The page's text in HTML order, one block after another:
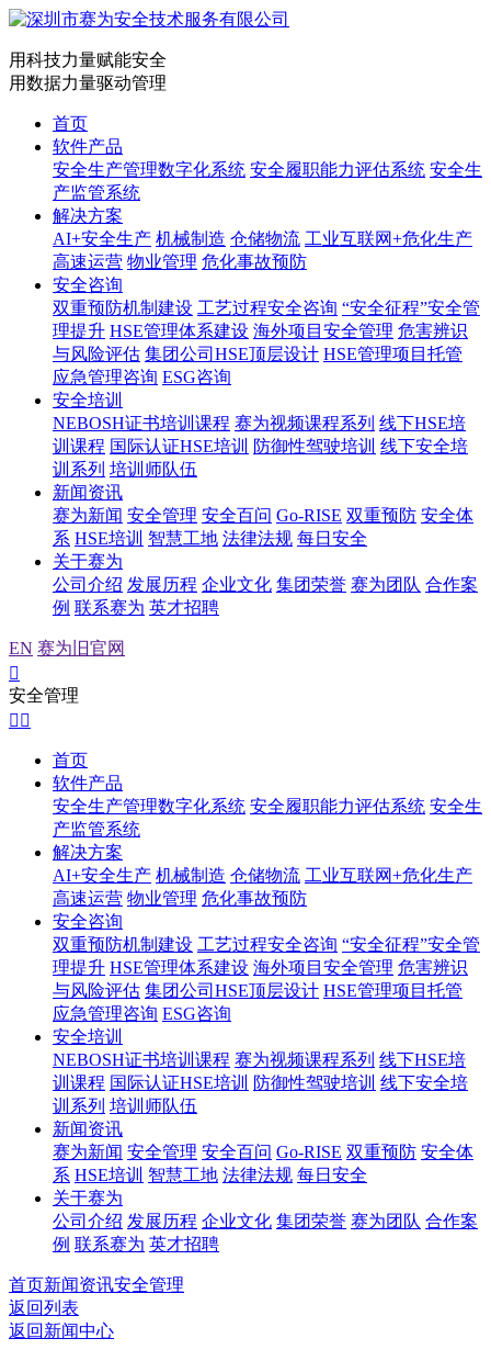
用科技力量赋能安全
用数据力量驱动管理
首页
软件产品
安全生产管理数字化系统 安全履职能力评估系统 安全生
产监管系统
解决方案
AI+安全生产 机械制造 仓储物流 工业互联网+危化生产
高速运营 物业管理 危化事故预防
安全咨询
双重预防机制建设 工艺过程安全咨询 “安全征程”安全管
理提升 HSE管理体系建设 海外项目安全管理 危害辨识
与风险评估 集团公司HSE顶层设计 HSE管理项目托管
应急管理咨询 ESG咨询
安全培训
NEBOSH证书培训课程 赛为视频课程系列 线下HSE培
训课程 国际认证HSE培训 防御性驾驶培训 线下安全培
训系列 培训师队伍
新闻资讯
赛为新闻 安全管理 安全百问 Go-RISE 双重预防 安全体
系 HSE培训 智慧工地 法律法规 每日安全
关于赛为
公司介绍 发展历程 企业文化 集团荣誉 赛为团队 合作案
例 联系赛为 英才招聘
EN 赛为旧官网

安全管理
 
首页
软件产品
安全生产管理数字化系统 安全履职能力评估系统 安全生
产监管系统
解决方案
AI+安全生产 机械制造 仓储物流 工业互联网+危化生产
高速运营 物业管理 危化事故预防
安全咨询
双重预防机制建设 工艺过程安全咨询 “安全征程”安全管
理提升 HSE管理体系建设 海外项目安全管理 危害辨识
与风险评估 集团公司HSE顶层设计 HSE管理项目托管
应急管理咨询 ESG咨询
安全培训
NEBOSH证书培训课程 赛为视频课程系列 线下HSE培
训课程 国际认证HSE培训 防御性驾驶培训 线下安全培
训系列 培训师队伍
新闻资讯
赛为新闻 安全管理 安全百问 Go-RISE 双重预防 安全体
系 HSE培训 智慧工地 法律法规 每日安全
关于赛为
公司介绍 发展历程 企业文化 集团荣誉 赛为团队 合作案
例 联系赛为 英才招聘
首页新闻资讯安全管理
返回列表
返回新闻中心